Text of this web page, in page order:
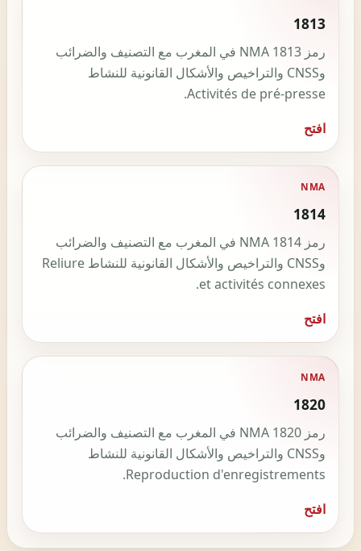
1813
رمز NMA 1813 في المغرب مع التصنيف والضرائب
وCNSS والتراخيص والأشكال القانونية للنشاط
Activités de pré-presse.
افتح
NMA
1814
رمز NMA 1814 في المغرب مع التصنيف والضرائب
وCNSS والتراخيص والأشكال القانونية للنشاط Reliure
et activités connexes.
افتح
NMA
1820
رمز NMA 1820 في المغرب مع التصنيف والضرائب
وCNSS والتراخيص والأشكال القانونية للنشاط
Reproduction d'enregistrements.
افتح